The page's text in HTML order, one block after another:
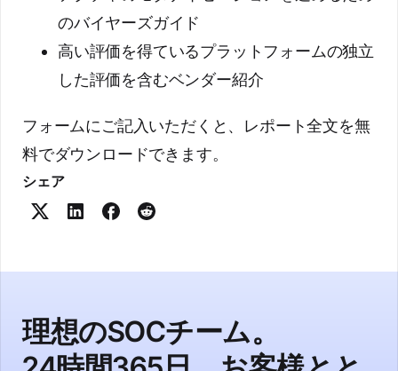
のバイヤーズガイド
高い評価を得ているプラットフォームの独立
した評価を含むベンダー紹介
フォームにご記入いただくと、レポート全文を無
料でダウンロードできます。
シェア
理想のSOCチーム。